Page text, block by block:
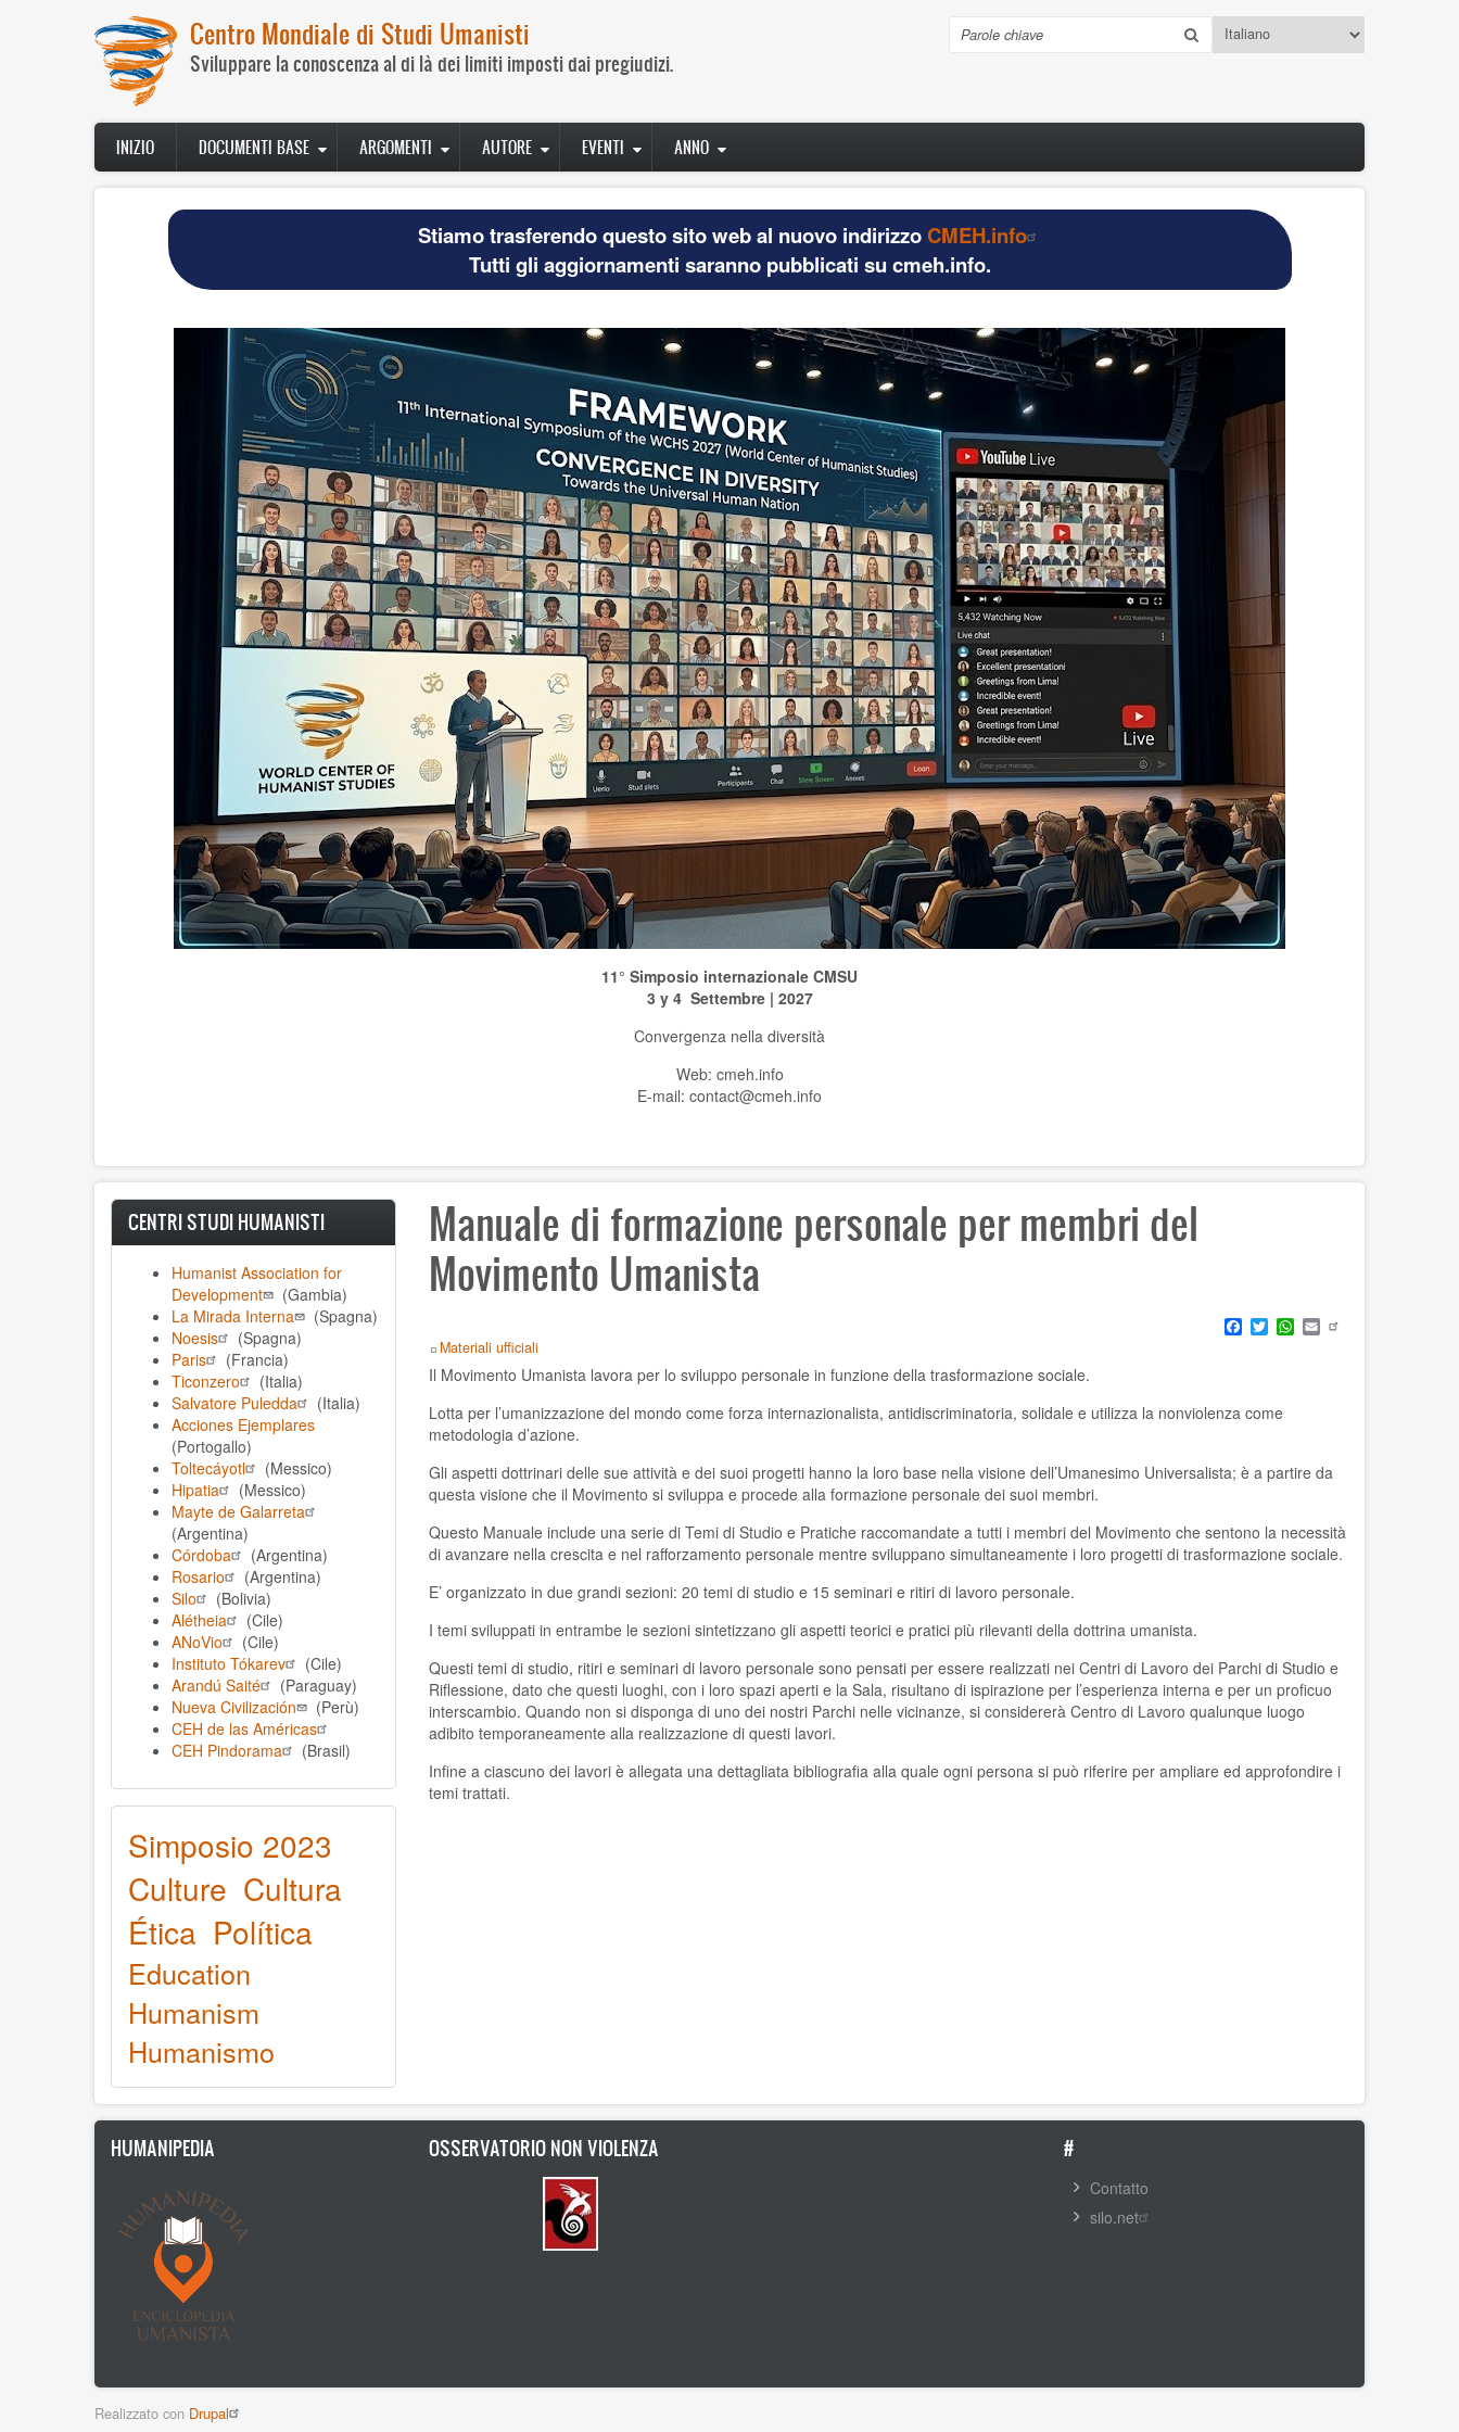
Centro Mondiale di Studi Umanisti
Sviluppare la conoscenza al di là dei limiti imposti dai pregiudizi.
Select
your
Cerca
Navegación
principal
INIZIO DOCUMENTI BASE ARGOMENTI AUTORE EVENTI ANNO
Stiamo trasferendo questo sito web al nuovo indirizzo CMEH.info
Tutti gli aggiornamenti saranno pubblicati su cmeh.info.
11° Simposio internazionale CMSU
3 y 4 Settembre | 2027
Convergenza nella diversità
Web: cmeh.info
E-mail: contact@cmeh.info
CENTRI STUDI HUMANISTI
Humanist Association for
Development
(Gambia)
La Mirada Interna
(Spagna)
Noesis
(Spagna)
Paris
(Francia)
Ticonzero
(Italia)
Salvatore Puledda
(Italia)
Acciones Ejemplares
(Portogallo)
Toltecáyotl
(Messico)
Hipatia
(Messico)
Mayte de Galarreta
(Argentina)
Córdoba
(Argentina)
Rosario
(Argentina)
Silo
(Bolivia)
Alétheia
(Cile)
ANoVio
(Cile)
Instituto Tókarev
(Cile)
Arandú Saité
(Paraguay)
Nueva Civilización
(Perù)
CEH de las Américas
CEH Pindorama
(Brasil)
Simposio 2023
Culture Cultura
Ética Política
Education
Humanism
Humanismo
Manuale di formazione personale per membri del
Movimento Umanista
Facebook
TwitterWhatsApp
Email
Materiali ufficiali
Il Movimento Umanista lavora per lo sviluppo personale in funzione della trasformazione sociale.
Lotta per l’umanizzazione del mondo come forza internazionalista, antidiscriminatoria, solidale e utilizza la nonviolenza come
metodologia d’azione.
Gli aspetti dottrinari delle sue attività e dei suoi progetti hanno la loro base nella visione dell’Umanesimo Universalista; è a partire da
questa visione che il Movimento si sviluppa e procede alla formazione personale dei suoi membri.
Questo Manuale include una serie di Temi di Studio e Pratiche raccomandate a tutti i membri del Movimento che sentono la necessità
di avanzare nella crescita e nel rafforzamento personale mentre sviluppano simultaneamente i loro progetti di trasformazione sociale.
E’ organizzato in due grandi sezioni: 20 temi di studio e 15 seminari e ritiri di lavoro personale.
I temi sviluppati in entrambe le sezioni sintetizzano gli aspetti teorici e pratici più rilevanti della dottrina umanista.
Questi temi di studio, ritiri e seminari di lavoro personale sono pensati per essere realizzati nei Centri di Lavoro dei Parchi di Studio e
Riflessione, dato che questi luoghi, con i loro spazi aperti e la Sala, risultano di ispirazione per l’esperienza interna e per un proficuo
interscambio. Quando non si disponga di uno dei nostri Parchi nelle vicinanze, si considererà Centro di Lavoro qualunque luogo
adibito temporaneamente alla realizzazione di questi lavori.
Infine a ciascuno dei lavori è allegata una dettagliata bibliografia alla quale ogni persona si può riferire per ampliare ed approfondire i
temi trattati.
HUMANIPEDIA OSSERVATORIO NON VIOLENZA #
Contatto
silo.net
Realizzato con Drupal